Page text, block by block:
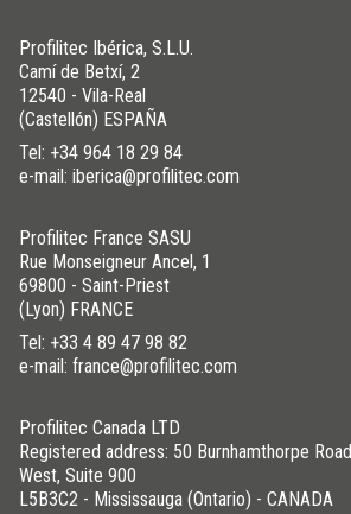
Profilitec Ibérica, S.L.U.
Camí de Betxí, 2
12540 - Vila-Real
(Castellón) ESPAÑA
Tel: +34 964 18 29 84
e-mail: iberica@profilitec.com
Profilitec France SASU
Rue Monseigneur Ancel, 1
69800 - Saint-Priest
(Lyon) FRANCE
Tel: +33 4 89 47 98 82
e-mail: france@profilitec.com
Profilitec Canada LTD
Registered address: 50 Burnhamthorpe Road
West, Suite 900
L5B3C2 - Mississauga (Ontario) - CANADA